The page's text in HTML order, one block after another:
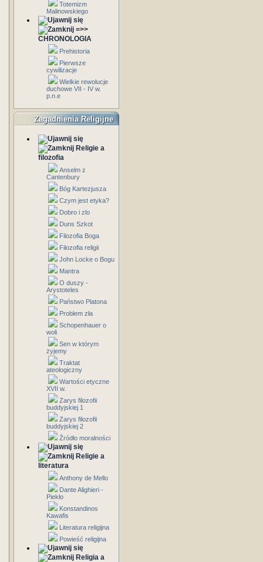
Totemizm
Malinowskiego
=>>
CHRONOLOGIA
Prehistoria
Pierwsze
cywilizacje
Wielkie rewolucje
duchowe VII - IV w.
p.n.e
Zagadnienia Religijne
Religie a
filozofia
Anselm z
Cantenbury
Bóg Kartezjusza
Czym jest etyka?
Dobro i zlo
Duns Szkot
Filozofia Boga
Filozofia religii
John Locke o Bogu
Mantra
O duszy -
Arystoteles
Państwo Platona
Problem zła
Schopenhauer o
woli
Sen w którym
żyjemy
Traktat
ateologiczny
Wartości etyczne
XVII w.
Zarys filozofii
buddyjskiej 1
Zarys filozofii
buddyjskiej 2
Źródło moralności
Religie a
literatura
Anthony de Mello
Dante Alighieri -
Piekło
Konstandinos
Kawafis
Literatura religijna
Powieść religijna
Religia a